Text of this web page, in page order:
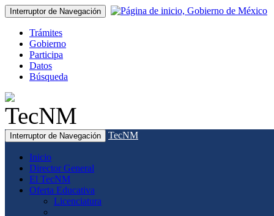
Interruptor de Navegación
Trámites
Gobierno
Participa
Datos
Búsqueda
Interruptor de Navegación TecNM
Inicio
Director General
El TecNM
Oferta Educativa
Licenciatura